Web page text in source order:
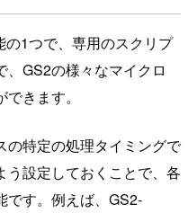
1つで、専用のスクリプ
、GS2の様々なマイクロ
きます。
の特定の処理タイミングで
う設定しておくことで、各
です。例えば、GS2-